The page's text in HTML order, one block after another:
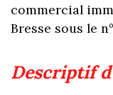
commercial
Bresse sous le
descriptif